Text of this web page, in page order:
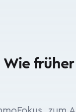
Wie